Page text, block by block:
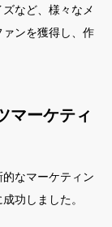
など、様々なメ
ンを獲得し、作
マーケティ
的なマーケティン
功しました。